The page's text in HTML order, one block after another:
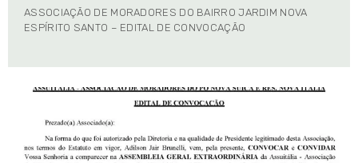
ASSOCIAÇÃO DE MORADORES DO BAIRRO JARDIM NOVA
ESPÍRITO SANTO – EDITAL DE CONVOCAÇÃO